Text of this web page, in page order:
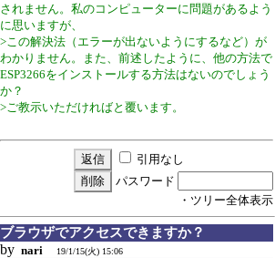
されません。私のコンピューターに問題があるよう
に思いますが、
>この解決法（エラーが出ないようにするなど）が
わかりません。また、前述したように、他の方法で
ESP3266をインストールする方法はないのでしょう
か？
>ご教示いただければと覆います。
引用なし
パスワード
・ツリー全体表示
ブラウザでアクセスできますか？
by nari 19/1/15(火) 15:06